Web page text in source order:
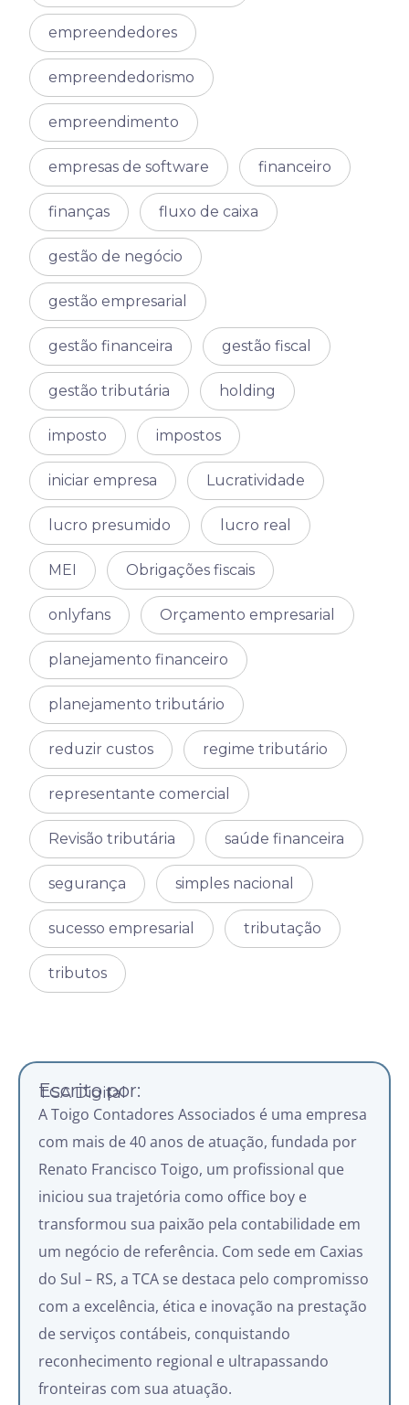
empreendedores
empreendedorismo
empreendimento
empresas de software financeiro
finanças fluxo de caixa
gestão de negócio
gestão empresarial
gestão financeira gestão fiscal
gestão tributária holding
imposto impostos
iniciar empresa Lucratividade
lucro presumido lucro real
MEI Obrigações fiscais
onlyfans Orçamento empresarial
planejamento financeiro
planejamento tributário
reduzir custos regime tributário
representante comercial
Revisão tributária saúde financeira
segurança simples nacional
sucesso empresarial tributação
tributos
Escrito por:
TCA Digital
A Toigo Contadores Associados é uma empresa
com mais de 40 anos de atuação, fundada por
Renato Francisco Toigo, um profissional que
iniciou sua trajetória como office boy e
transformou sua paixão pela contabilidade em
um negócio de referência. Com sede em Caxias
do Sul – RS, a TCA se destaca pelo compromisso
com a excelência, ética e inovação na prestação
de serviços contábeis, conquistando
reconhecimento regional e ultrapassando
fronteiras com sua atuação.